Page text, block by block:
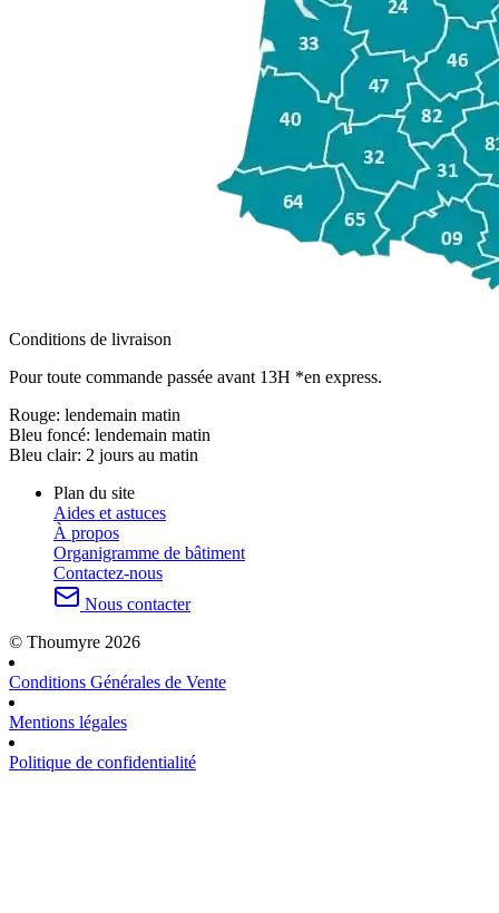
Conditions de livraison
Pour toute commande passée avant 13H *en express.
Rouge: lendemain matin
Bleu foncé: lendemain matin
Bleu clair: 2 jours au matin
Plan du site
Aides et astuces
À propos
Organigramme de bâtiment
Contactez-nous
Nous contacter
© Thoumyre 2026
Conditions Générales de Vente
Mentions légales
Politique de confidentialité